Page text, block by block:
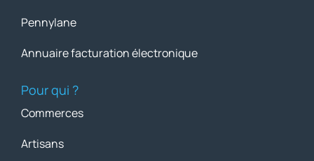
Pennylane
Annuaire facturation électronique
Pour qui ?
Commerces
Artisans